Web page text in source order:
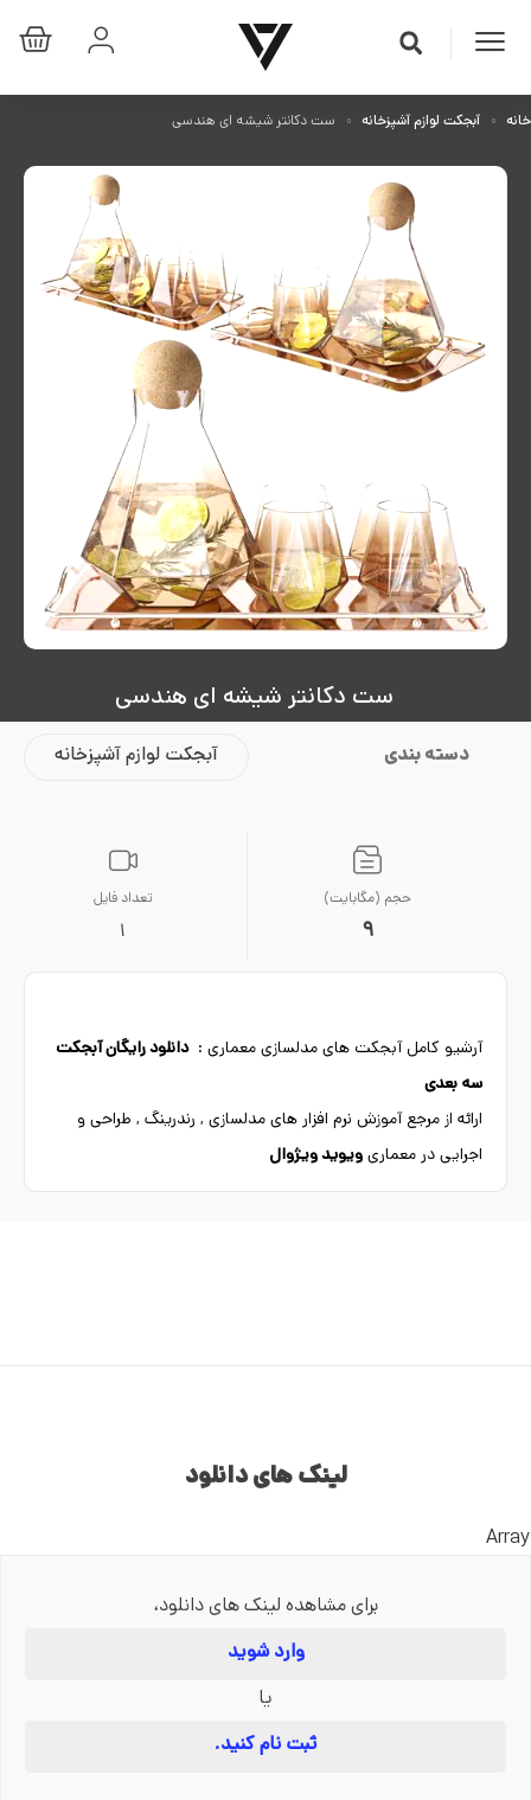
خانه آبجکت لوازم آشپزخانه ست دکانتر شیشه ای هندسی
ست دکانتر شیشه ای هندسی
دسته بندی آبجکت لوازم آشپزخانه
حجم (مگابایت)
9
تعداد فایل
1
آرشیو کامل آبجکت های مدلسازی معماری :دانلود رایگان آبجکت
سه بعدی
ارائه از مرجع آموزش نرم افزار های مدلسازی , رندرینگ , طراحی و
اجرایی در معماریویوید ویژوال
لینک های دانلود
Array
برای مشاهده لینک های دانلود،
وارد شوید
یا
ثبت نام کنید.